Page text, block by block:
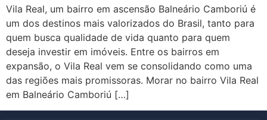
Vila Real, um bairro em ascensão Balneário Camboriú é
um dos destinos mais valorizados do Brasil, tanto para
quem busca qualidade de vida quanto para quem
deseja investir em imóveis. Entre os bairros em
expansão, o Vila Real vem se consolidando como uma
das regiões mais promissoras. Morar no bairro Vila Real
em Balneário Camboriú […]